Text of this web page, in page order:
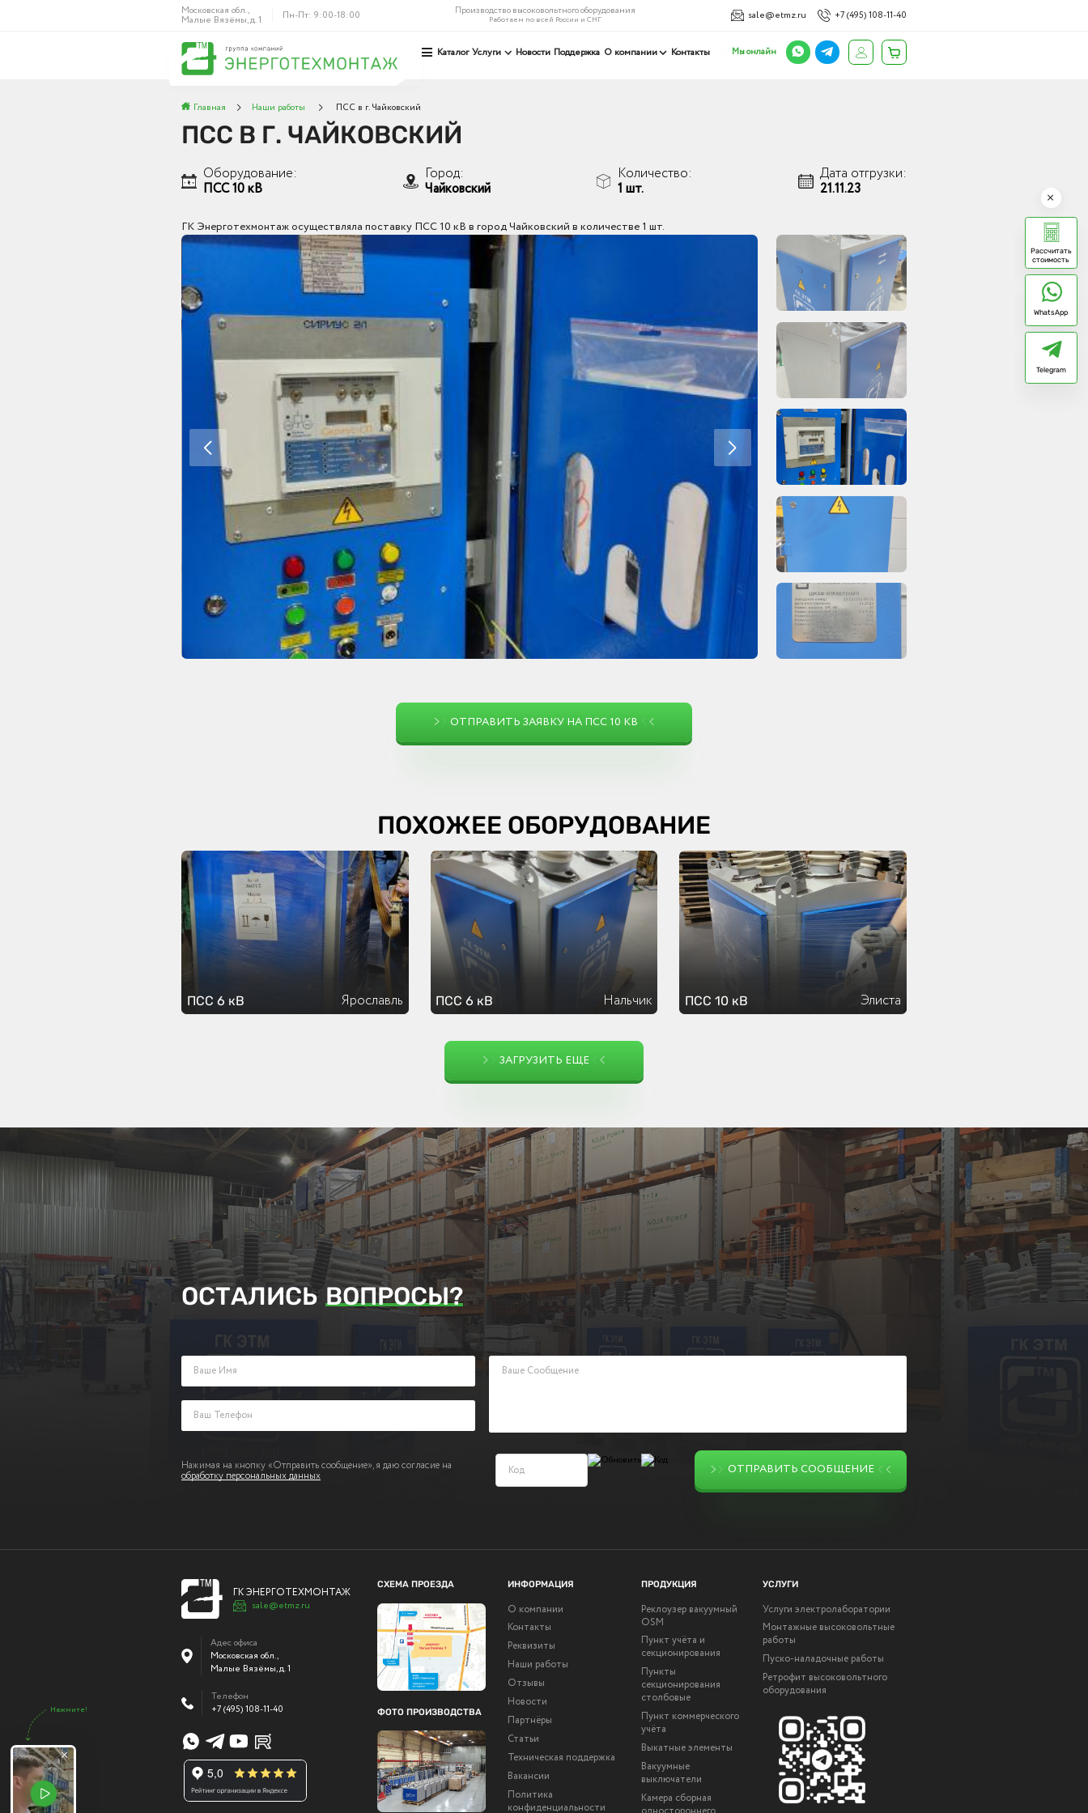
Московская обл.,
Малые Вязёмы, д. 1 Пн-Пт: 9:00-18:00 Производство высоковольтного оборудования
Работаем по всей России и СНГ sale@etmz.ru +7 (495) 108-11-40
Каталог Услуги Новости Поддержка О компании Контакты Мы онлайн
Главная Наши работы ПСС в г. Чайковский
ПСС В Г. ЧАЙКОВСКИЙ
Оборудование:
ПСС 10 кВ
Город:
Чайковский
Количество:
1 шт.
Дата отгрузки:
21.11.23
ГК Энерготехмонтаж осуществляла поставку ПСС 10 кВ в город Чайковский в количестве 1 шт.
ОТПРАВИТЬ ЗАЯВКУ НА ПСС 10 КВ
ПОХОЖЕЕ ОБОРУДОВАНИЕ
ПСС 6 кВ Ярославль ПСС 6 кВ Нальчик ПСС 10 кВ Элиста
ЗАГРУЗИТЬ ЕЩЕ
ОСТАЛИСЬ ВОПРОСЫ?
Заполните поля ниже и оставьте заявку. Наш менеджер ответит Вам в кратчайшие сроки.
Нажимая на кнопку «Отправить сообщение», я даю согласие на
обработку персональных данных ОТПРАВИТЬ СООБЩЕНИЕ
ГК ЭНЕРГОТЕХМОНТАЖ
sale@etmz.ru
Адес офиса
Московская обл.,
Малые Вязёмы,д. 1
Телефон
+7 (495) 108-11-40
СХЕМА ПРОЕЗДА
ФОТО ПРОИЗВОДСТВА
ИНФОРМАЦИЯ
О компании
Контакты
Реквизиты
Наши работы
Отзывы
Новости
Партнёры
Статьи
Техническая поддержка
Вакансии
Политика
конфиденциальности
ПРОДУКЦИЯ
Реклоузер вакуумный
OSM
Пункт учёта и
секционирования
Пункты
секционирования
столбовые
Пункт коммерческого
учёта
Выкатные элементы
Вакуумные
выключатели
Камера сборная
УСЛУГИ
Услуги электролаборатории
Монтажные высоковольтные
работы
Пуско-наладочные работы
Ретрофит высоковольтного
оборудования
Нажмите!
Рассчитать
стоимость
WhatsApp
Telegram